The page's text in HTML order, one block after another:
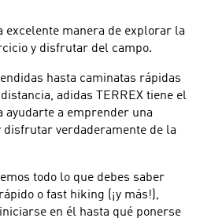
excelente manera de explorar la
y disfrutar del campo.
hasta caminatas rápidas
adidas TERREX tiene el
ayudarte a emprender una
disfrutar verdaderamente de la
todo lo que debes saber
o fast hiking (¡y más!),
en él hasta qué ponerse